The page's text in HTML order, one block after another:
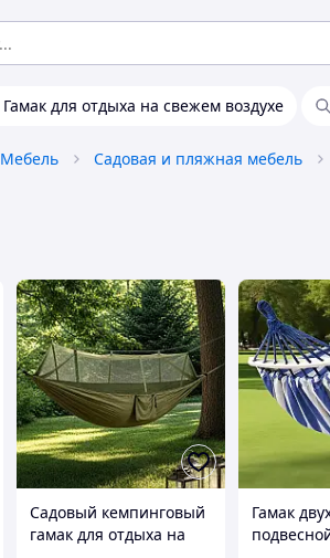
Гамак для отдыха на свежем воздухе
Мебель Садовая и пляжная мебель
Садовый кемпинговый
гамак для отдыха на
Гамак